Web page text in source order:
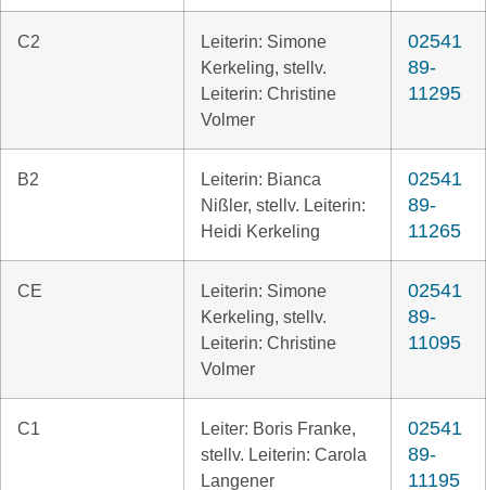
C2
Leiterin: Simone
Kerkeling, stellv.
Leiterin: Christine
Volmer
02541
89-
11295
B2
Leiterin: Bianca
Nißler, stellv. Leiterin:
Heidi Kerkeling
02541
89-
11265
CE
Leiterin: Simone
Kerkeling, stellv.
Leiterin: Christine
Volmer
02541
89-
11095
C1
Leiter: Boris Franke,
stellv. Leiterin: Carola
Langener
02541
89-
11195